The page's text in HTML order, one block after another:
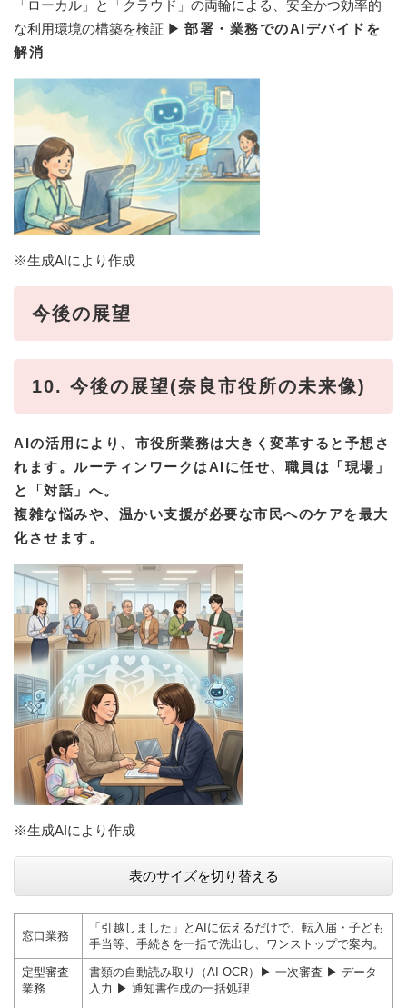
「ローカル」と「クラウド」の両輪による、安全かつ効率的
な利用環境の構築を検証 ▶ 部署・業務でのAIデバイドを
解消
※生成AIにより作成​​
今後の展望​
10. 今後の展望(奈良市役所の未来像)
AIの活用により、市役所業務は大きく変革すると予想さ
れます。ルーティンワークはAIに任せ、職員は「現場」
と「対話」へ。
複雑な悩みや、温かい支援が必要な市民へのケアを最大
化させます。
※生成AIにより作成​
表のサイズを切り替える
窓口業務
「引越しました」とAIに伝えるだけで、転入届・子ども
手当等、手続きを一括で洗出し、ワンストップで案内。
定型審査
業務
書類の自動読み取り（AI-OCR）▶ 一次審査 ▶ データ
入力 ▶ 通知書作成の一括処理